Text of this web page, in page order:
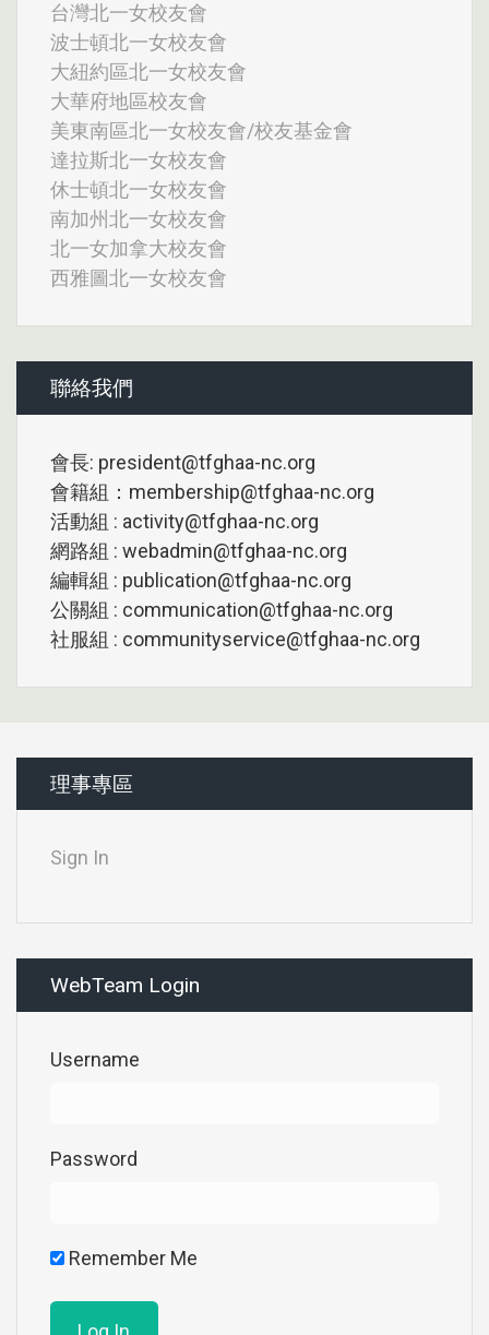
台灣北一女校友會
波士頓北一女校友會
大紐約區北一女校友會
大華府地區校友會
美東南區北一女校友會/校友基金會
達拉斯北一女校友會
休士頓北一女校友會
南加州北一女校友會
北一女加拿大校友會
西雅圖北一女校友會
聯絡我們
會長: president@tfghaa-nc.org
會籍組：membership@tfghaa-nc.org
活動組 : activity@tfghaa-nc.org
網路組 : webadmin@tfghaa-nc.org
編輯組 : publication@tfghaa-nc.org
公關組 : communication@tfghaa-nc.org
社服組 : communityservice@tfghaa-nc.org
理事專區
Sign In
WebTeam Login
Username
Password
Remember Me